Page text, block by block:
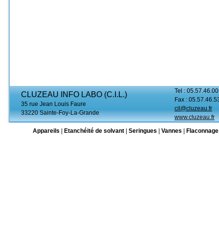
CLUZEAU INFO LABO (C.I.L.)
35 rue Jean Louis Faure
33220 Sainte-Foy-La-Grande
Tel :
Fax :
cil@cluzeau.fr
www.cluzeau.fr
Appareils
Etanchéité de solvant Seringues Vannes Flaconnage